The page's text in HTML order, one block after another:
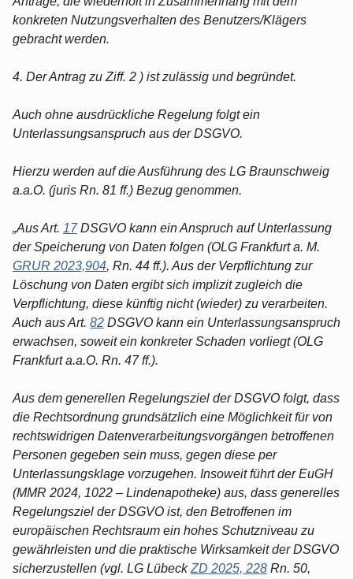
konkreten Nutzungsverhalten des Benutzers/Klägers
gebracht werden.
4. Der Antrag zu Ziff. 2 ) ist zulässig und begründet.
Auch ohne ausdrückliche Regelung folgt ein
Unterlassungsanspruch aus der DSGVO.
Hierzu werden auf die Ausführung des LG Braunschweig
a.a.O. (juris Rn. 81 ff.) Bezug genommen.
„Aus Art. 17DSGVO kann ein Anspruch auf Unterlassung
der Speicherung von Daten folgen (OLG Frankfurt a. M.
GRUR 2023,904, Rn. 44 ff.). Aus der Verpflichtung zur
Löschung von Daten ergibt sich implizit zugleich die
Verpflichtung, diese künftig nicht (wieder) zu verarbeiten.
Auch aus Art. 82 DSGVO kann ein Unterlassungsanspruch
erwachsen, soweit ein konkreter Schaden vorliegt (OLG
Frankfurt a.a.O. Rn. 47 ff.).
Aus dem generellen Regelungsziel der DSGVO folgt, dass
die Rechtsordnung grundsätzlich eine Möglichkeit für von
rechtswidrigen Datenverarbeitungsvorgängen betroffenen
Personen gegeben sein muss, gegen diese per
Unterlassungsklage vorzugehen. Insoweit führt der EuGH
(MMR 2024, 1022 – Lindenapotheke) aus, dass generelles
Regelungsziel der DSGVO ist, den Betroffenen im
europäischen Rechtsraum ein hohes Schutzniveau zu
gewährleisten und die praktische Wirksamkeit der DSGVO
sicherzustellen (vgl. LG LübeckZD 2025, 228 Rn. 50,